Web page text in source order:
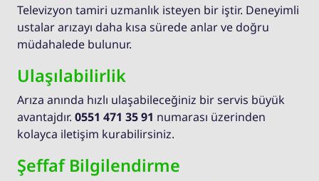
Televizyon tamiri uzmanlık isteyen bir iştir. Deneyimli
ustalar arızayı daha kısa sürede anlar ve doğru
müdahalede bulunur.
Ulaşılabilirlik
Arıza anında hızlı ulaşabileceğiniz bir servis büyük
avantajdır. 0551 471 35 91 numarası üzerinden
kolayca iletişim kurabilirsiniz.
Şeffaf Bilgilendirme